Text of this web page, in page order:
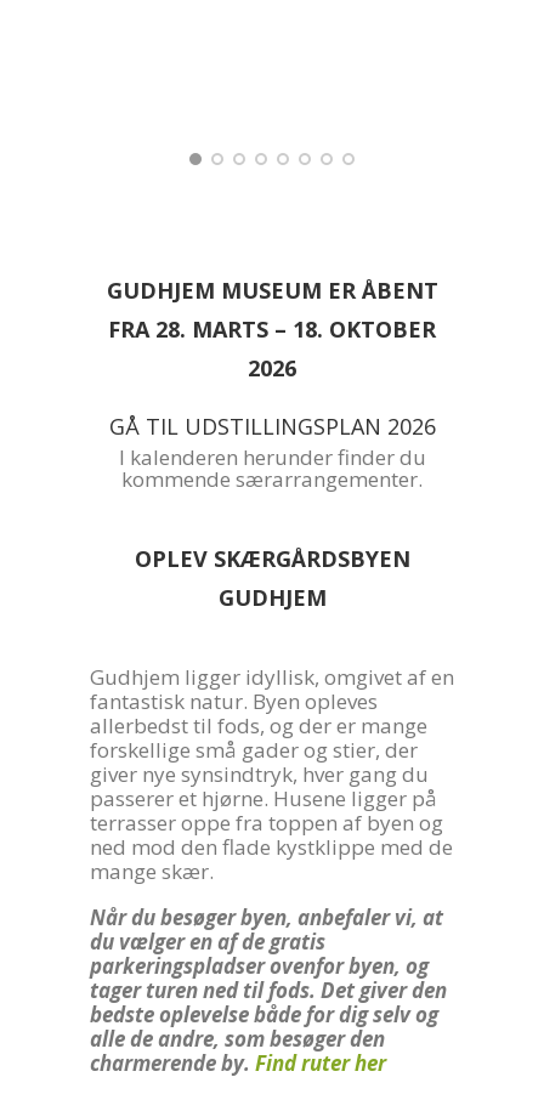
GUDHJEM MUSEUM ER ÅBENT
FRA 28. MARTS – 18. OKTOBER
2026
GÅ TIL UDSTILLINGSPLAN 2026
I kalenderen herunder finder du
kommende særarrangementer.
OPLEV SKÆRGÅRDSBYEN
GUDHJEM
Gudhjem ligger idyllisk, omgivet af en
fantastisk natur. Byen opleves
allerbedst til fods, og der er mange
forskellige små gader og stier, der
giver nye synsindtryk, hver gang du
passerer et hjørne. Husene ligger på
terrasser oppe fra toppen af byen og
ned mod den flade kystklippe med de
mange skær.
Når du besøger byen, anbefaler vi, at
du vælger en af de gratis
parkeringspladser ovenfor byen, og
tager turen ned til fods. Det giver den
bedste oplevelse både for dig selv og
alle de andre, som besøger den
charmerende by. Find ruter her